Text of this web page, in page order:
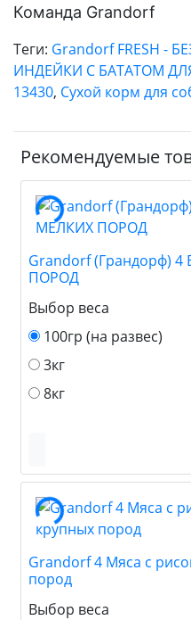
Команда Grandorf
Теги: Grandorf FRESH -
ИНДЕЙКИ С БАТАТОМ
13430, Сухой корм для
Рекомендуемые
Grandorf (Грандорф)
ПОРОД
Выбор веса
100гр (на развес)
3кг
8кг
Grandorf 4 Мяса с
пород
Выбор веса